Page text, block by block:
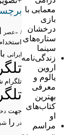
معمایی با
بازی
درخشان
ستاره‌های
سینما
زندگی‌نامه
اروین
یالوم و
معرفی
بهترین
کتاب‌های
او
مراسم
/ «عصر
ایرانی با
تلگرام
جهت
در
را